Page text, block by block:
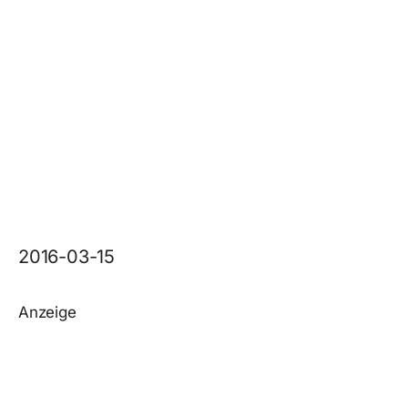
2016-03-15
Anzeige